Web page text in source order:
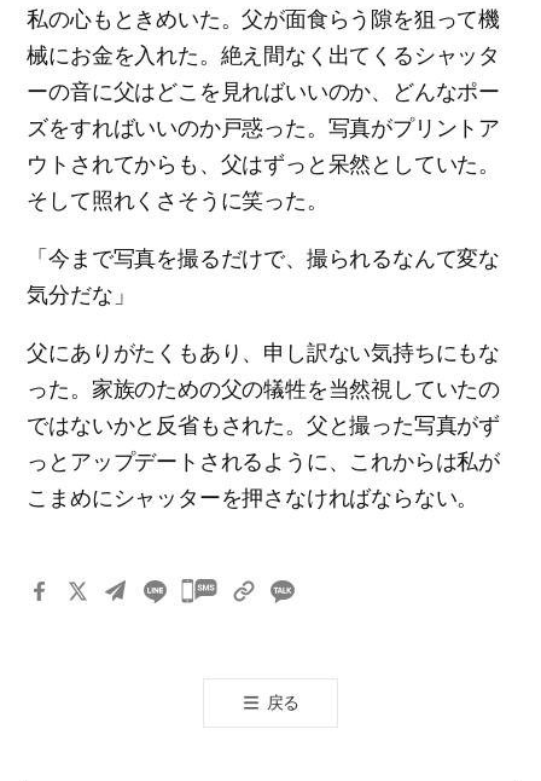
私の心もときめいた。父が面食らう隙を狙って機
械にお金を入れた。絶え間なく出てくるシャッタ
ーの音に父はどこを見ればいいのか、どんなポー
ズをすればいいのか戸惑った。写真がプリントア
ウトされてからも、父はずっと呆然としていた。
そして照れくさそうに笑った。
「今まで写真を撮るだけで、撮られるなんて変な
気分だな」
父にありがたくもあり、申し訳ない気持ちにもな
った。家族のための父の犠牲を当然視していたの
ではないかと反省もされた。父と撮った写真がず
っとアップデートされるように、これからは私が
こまめにシャッターを押さなければならない。
카
톡
공
戻る